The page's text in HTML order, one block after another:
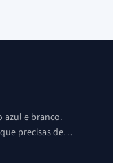
azul e branco.
precisas de